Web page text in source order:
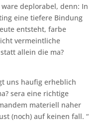
deplorabel, denn: In
eine tiefere Bindung
entsteht, farbe
vermeintliche
allein die ma?
uns haufig erheblich
sera eine richtige
materiell naher
(noch) auf keinen fall. “